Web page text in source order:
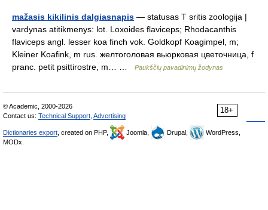
mažasis kikilinis dalgiasnapis — statusas T sritis zoologija |
vardynas atitikmenys: lot. Loxoides flaviceps; Rhodacanthis
flaviceps angl. lesser koa finch vok. Goldkopf Koagimpel, m;
Kleiner Koafink, m rus. желтоголовая вьюрковая цветочница, f
pranc. petit psittirostre, m… …
Paukščių pavadinimų žodynas
18+
© Academic, 2000-2026
Contact us: Technical Support Advertising
Dictionaries export , created on PHP, Joomla, Drupal,
WordPress,
MODx.